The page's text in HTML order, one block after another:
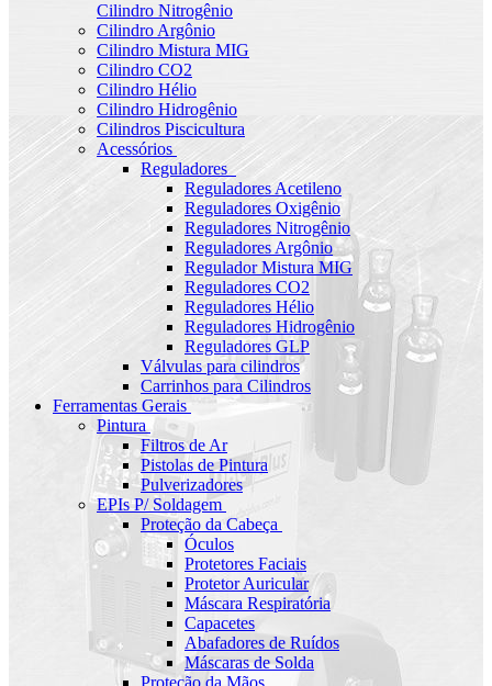
Cilindro Nitrogênio
Cilindro Argônio
Cilindro Mistura MIG
Cilindro CO2
Cilindro Hélio
Cilindro Hidrogênio
Cilindros Piscicultura
Acessórios
Reguladores
Reguladores Acetileno
Reguladores Oxigênio
Reguladores Nitrogênio
Reguladores Argônio
Regulador Mistura MIG
Reguladores CO2
Reguladores Hélio
Reguladores Hidrogênio
Reguladores GLP
Válvulas para cilindros
Carrinhos para Cilindros
Ferramentas Gerais
Pintura
Filtros de Ar
Pistolas de Pintura
Pulverizadores
EPIs P/ Soldagem
Proteção da Cabeça
Óculos
Protetores Faciais
Protetor Auricular
Máscara Respiratória
Capacetes
Abafadores de Ruídos
Máscaras de Solda